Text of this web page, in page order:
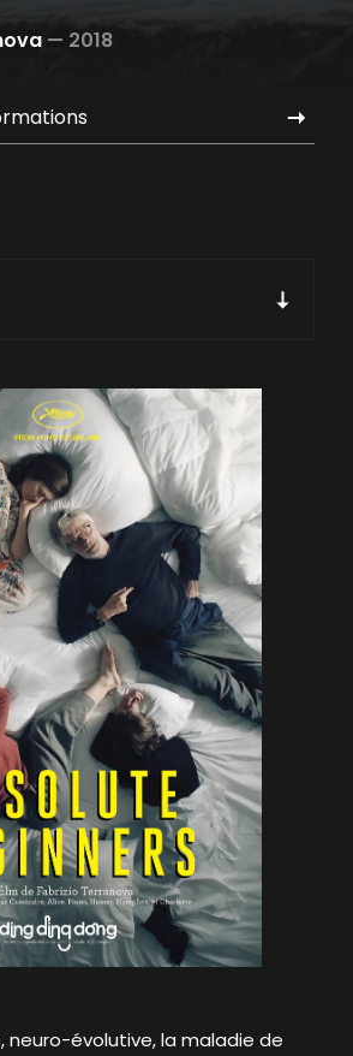
— 2018
neuro-évolutive, la maladie de